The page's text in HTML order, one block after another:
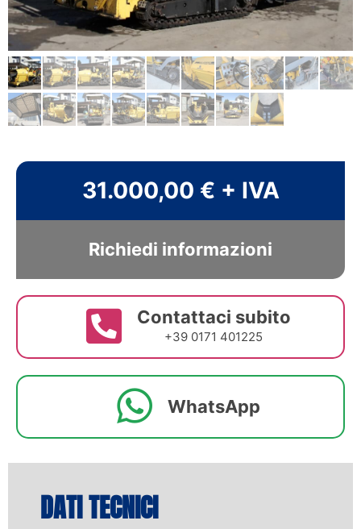
31.000,00 € + IVA
Richiedi informazioni
Contattaci subito
+39 0171 401225
WhatsApp
DATI TECNICI